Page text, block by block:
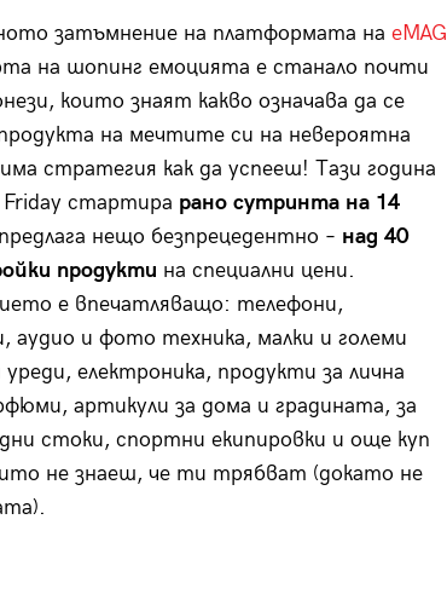
затъмнение на платформата на eMAG
на шопинг емоцията е станало почти
които знаят какво означава да се
на мечтите си на невероятна
стратегия как да успееш! Тази година
Friday стартира рано сутринта на 14
нещо безпрецедентно – над 40
продукти на специални цени.
е впечатляващо: телефони,
аудио и фото техника, малки и големи
уреди, електроника, продукти за лична
артикули за дома и градината, за
стоки, спортни екипировки и още куп
не знаеш, че ти трябват (докато не